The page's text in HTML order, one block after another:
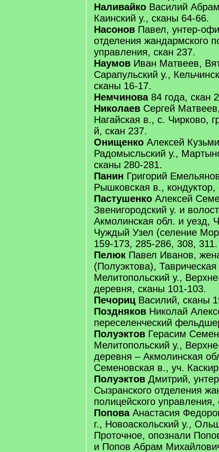
Наливайко Василий
Каинский у., сканы 64-66.
Насонов Павел, унтер-
отделения жандармского
управления, скан 237.
Наумов Иван Матвеев,
Сарапульский у.,
сканы 16-17.
Немчинова84 года, скан
Николаев Сергей
Нагайская в., с. Чирково,
й, скан 237.
Онищенко Алексей
Радомысльский у.,
сканы 280-281.
Панин Григорий
Рышковская в., кондуктор,
Пастушенко Алексей
Звенигородский у. и
Акмолинская обл. и уезд,
Чуждый Узел (селение
159-173, 285-286, 308, 311.
Пелюк Павел Иванов,
(Полуэктова), Таврическая
Мелитопольский у.,
деревня, сканы 101-103.
Печориц Василий, сканы
Поздняков Николай
переселенческий
Полуэктов Герасим
Мелитопольский у.,
деревня – Акмолинская
Семеновская в., уч.
Полуэктов Дмитрий,
Сызранского отделения
полицейского управления,
Попова Анастасия
г., Новоаскольский у.,
Проточное, опознали
и Попов Абрам